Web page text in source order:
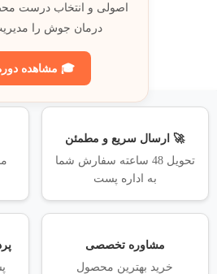
اصولی و انتخاب درست
درمان جوش را
🎓 مشاهده
🚀 ارسال سریع و مطمئن
تحویل 48 ساعته سفارش شما
به اداره پست
مشاوره تخصصی
خرید بهترین محصول